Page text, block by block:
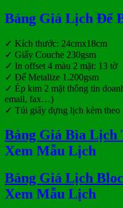
Bảng Giá Lịch Để
✓ Kích thước: 24cmx18cm
✓ Giấy Couche 230gsm
✓ In offset 4 màu 2 mặt: 13 tờ
✓ Đế Metalize 1.200gsm
✓ Ép kim 2 mặt thông tin
email, fax…)
✓ Túi giấy đựng lịch kèm theo
Bảng Giá Bìa Lịch
Xem Mẫu Lịch
Bảng Giá Lịch
Xem Mẫu Lịch